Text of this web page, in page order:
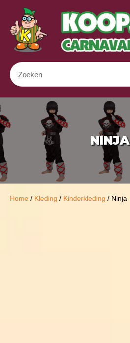
NINJA
Home / Kleding / Kinderkleding / Ninja